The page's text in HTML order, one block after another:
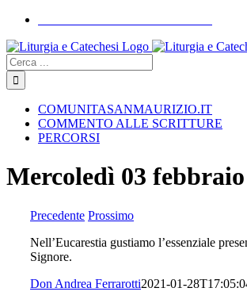
Skip
content
YouTube
Facebook
Instagram
Cerca
COMUNITASANMAURIZIO.IT
COMMENTO ALLE SCRITTURE
PERCORSI
Mercoledì 03 febbraio
Precedente Prossimo
Nell’Eucarestia gustiamo l’essenziale
Signore.
Don Andrea Ferrarotti2021-01-